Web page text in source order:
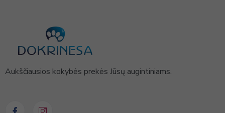
Aukščiausios kokybės prekės Jūsų augintiniams.